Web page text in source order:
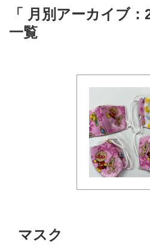
「 月別アーカイブ：
一覧
マスク